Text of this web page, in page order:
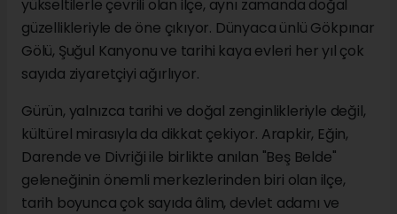
yükseltilerle çevrili olan ilçe, aynı zamanda doğal
güzellikleriyle de öne çıkıyor. Dünyaca ünlü Gökpınar
Gölü, Şuğul Kanyonu ve tarihi kaya evleri her yıl çok
sayıda ziyaretçiyi ağırlıyor.
Gürün, yalnızca tarihi ve doğal zenginlikleriyle değil,
kültürel mirasıyla da dikkat çekiyor. Arapkir, Eğin,
Darende ve Divriği ile birlikte anılan "Beş Belde"
geleneğinin önemli merkezlerinden biri olan ilçe,
tarih boyunca çok sayıda âlim, devlet adamı ve